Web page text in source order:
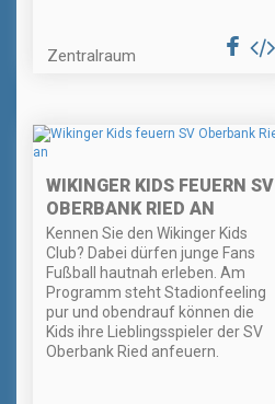
Zentralraum
WIKINGER KIDS FEUERN SV
OBERBANK RIED AN
Kennen Sie den Wikinger Kids
Club? Dabei dürfen junge Fans
Fußball hautnah erleben. Am
Programm steht Stadionfeeling
pur und obendrauf können die
Kids ihre Lieblingsspieler der SV
Oberbank Ried anfeuern.